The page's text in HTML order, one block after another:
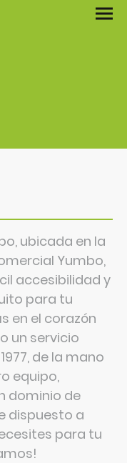
ubicada en la
Yumbo,
accesibilidad y
para tu
en el corazón
un servicio
de la mano
equipo,
dominio de
dispuesto a
para tu